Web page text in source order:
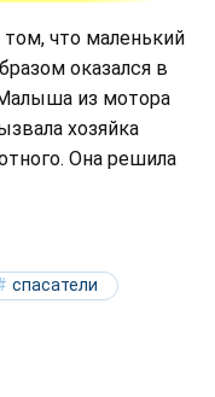
том, что маленький
оказался в
из мотора
хозяйка
Она решила
спасатели